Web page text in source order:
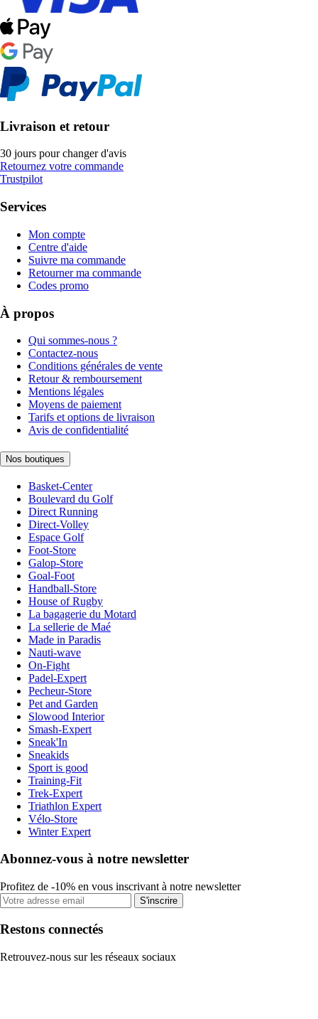
Livraison et retour
30 jours pour changer d'avis
Retournez votre commande
Trustpilot
Services
Mon compte
Centre d'aide
Suivre ma commande
Retourner ma commande
Codes promo
À propos
Qui sommes-nous ?
Contactez-nous
Conditions générales de vente
Retour & remboursement
Mentions légales
Moyens de paiement
Tarifs et options de livraison
Avis de confidentialité
Nos boutiques
Basket-Center
Boulevard du Golf
Direct Running
Direct-Volley
Espace Golf
Foot-Store
Galop-Store
Goal-Foot
Handball-Store
House of Rugby
La bagagerie du Motard
La sellerie de Maé
Made in Paradis
Nauti-wave
On-Fight
Padel-Expert
Pecheur-Store
Pet and Garden
Slowood Interior
Smash-Expert
Sneak'In
Sneakids
Sport is good
Training-Fit
Trek-Expert
Triathlon Expert
Vélo-Store
Winter Expert
Abonnez-vous à notre newsletter
Profitez de -10% en vous inscrivant à notre newsletter
S'inscrire
Restons connectés
Retrouvez-nous sur les réseaux sociaux